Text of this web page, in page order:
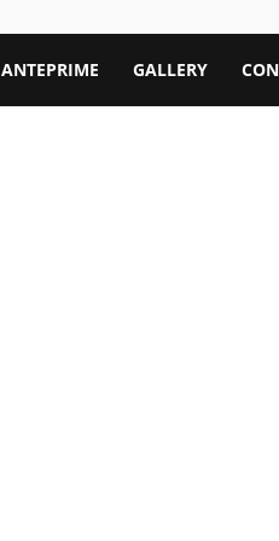
ANTEPRIME GALLERY